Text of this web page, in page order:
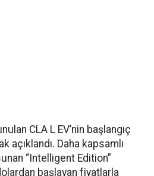
CLA L EV’nin başlangıç
açıklandı. Daha kapsamlı
“Intelligent Edition”
başlayan fiyatlarla